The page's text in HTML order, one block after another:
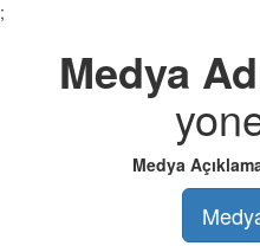
;
Medya
Medya